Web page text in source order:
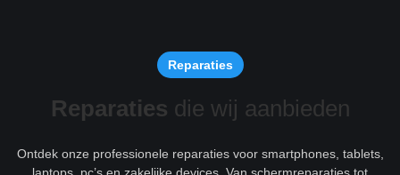
Reparaties
Reparaties die wij aanbieden
Ontdek onze professionele reparaties voor smartphones, tablets,